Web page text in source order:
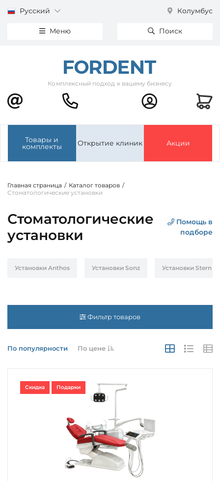
Русский Колумбус
Меню Поиск
Комплексный подход к вашему бизнесу
Товары и
комплекты Открытие клиник Акции
Главная страница / Каталог товаров /
Стоматологические установки
Стоматологические
установки
Помощь в
подборе
Установки Anthos Установки Sonz Установки Stern
Фильтр товаров
По популярности По цене
Скидка Подарки